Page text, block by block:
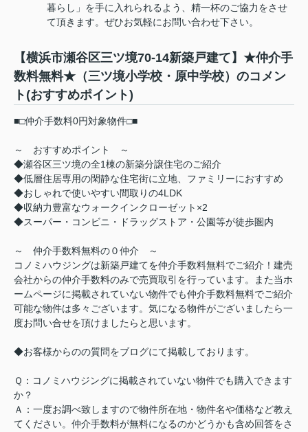
暮らし」を手に入れられるよう、精一杯のご協力をさせ
て頂きます。ぜひお気軽にお問い合わせ下さい。
【横浜市瀬谷区三ツ境70-14新築戸建て】★仲介手
数料無料★（三ツ境小学校・原中学校）のコメン
ト(おすすめポイント)
■□仲介手数料0円対象物件□■
～ おすすめポイント ～
◆瀬谷区三ツ境の全1棟の新築分譲住宅のご紹介
◆低層住居専用の閑静な住宅街に立地、ファミリーにおすすめ
◆おしゃれで使いやすい間取りの4LDK
◆収納力豊富なウォークインクローゼット×2
◆スーパー・コンビニ・ドラッグストア・公園等が徒歩圏内
～ 仲介手数料無料の０仲介 ～
コノミハウジングは新築戸建てを仲介手数料無料でご紹介！建売
会社からの仲介手数料のみで売買取引を行っています。また当ホ
ームページに掲載されていない物件でも仲介手数料無料でご紹介
可能な物件は多々ございます。気になる物件がございましたら一
度お問い合せを頂けましたらと思います。
◆お客様からのの質問をブログにて掲載しております。
Ｑ：コノミハウジングに掲載されていない物件でも購入できます
か？
Ａ：一度お調べ致しますので物件所在地・物件名や価格など教え
てください。仲介手数料が無料になるのかどうかも含め回答をさ